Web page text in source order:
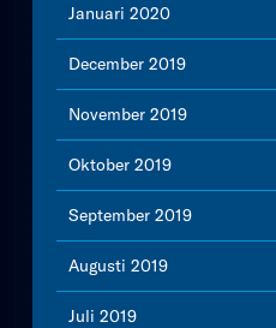
Januari 2020
December 2019
November 2019
Oktober 2019
September 2019
Augusti 2019
Juli 2019